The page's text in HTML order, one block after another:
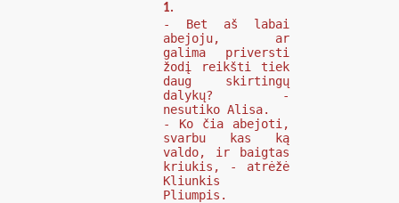
1.
- Bet aš labai
abejoju, ar
galima priversti
žodį reikšti tiek
daug skirtingų
dalykų? -
nesutiko Alisa.
- Ko čia abejoti,
svarbu kas ką
valdo, ir baigtas
kriukis, - atrėžė
Kliunkis
Pliumpis.